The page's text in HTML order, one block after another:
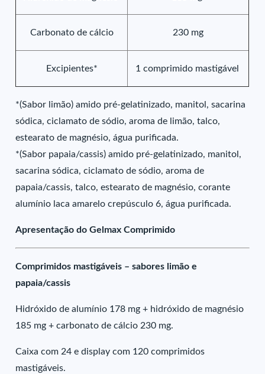
Carbonato de cálcio 230 mg
Excipientes* 1 comprimido mastigável
*(Sabor limão) amido pré-gelatinizado, manitol, sacarina
sódica, ciclamato de sódio, aroma de limão, talco,
estearato de magnésio, água purificada.
*(Sabor papaia/cassis) amido pré-gelatinizado, manitol,
sacarina sódica, ciclamato de sódio, aroma de
papaia/cassis, talco, estearato de magnésio, corante
alumínio laca amarelo crepúsculo 6, água purificada.
Apresentação do Gelmax Comprimido
Comprimidos mastigáveis – sabores limão e
papaia/cassis
Hidróxido de alumínio 178 mg + hidróxido de magnésio
185 mg + carbonato de cálcio 230 mg.
Caixa com 24 e display com 120 comprimidos
mastigáveis.